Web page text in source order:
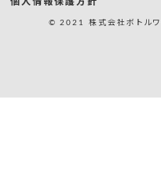
© 2021 株式会社ボトル